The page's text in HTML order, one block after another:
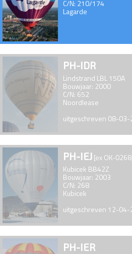
C/N: 210/174
Lagarde
PH-IDR
Lindstrand LBL 150A
Bouwjaar: 2000
C/N: 652
Noordlease
uitgeschreven 08-03-
PH-IEJ[ex OK-
Kubicek BB42Z
Bouwjaar: 2003
C/N: 268
Kubicek
uitgeschreven 12-04-
PH-IER